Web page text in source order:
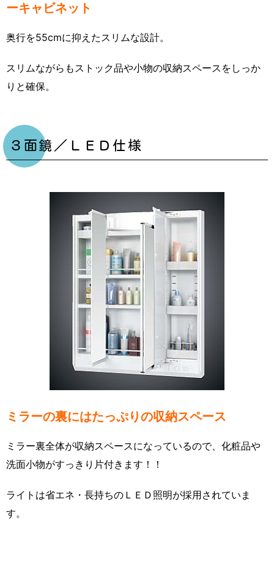
ーキャビネット
奥行を55cmに抑えたスリムな設計。
スリムながらもストック品や小物の収納スペースをしっか
りと確保。
３面鏡／ＬＥＤ仕様
ミラーの裏にはたっぷりの収納スペース
ミラー裏全体が収納スペースになっているので、化粧品や
洗面小物がすっきり片付きます！！
ライトは省エネ・長持ちのＬＥＤ照明が採用されていま
す。